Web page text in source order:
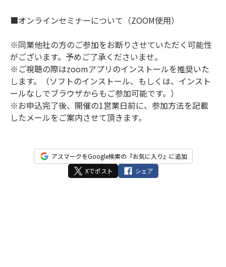
■オンラインセミナーについて（ZOOM使用）
※同業他社の方のご参加をお断りさせていただく可能性
がございます。予めご了承くださいませ。
※ご視聴の際はzoomアプリのインストールを推奨いた
します。（ソフトのインストール、もしくは、インスト
ールなしでブラウザからもご参加可能です。）
※お申込完了後、開催の1営業日前に、参加方法を記載
したメールをご案内させて頂きます。
アスマークをGoogle検索の『お気に入り』に追加
Xでポスト
シェア